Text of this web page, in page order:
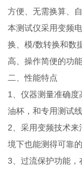
方便、无需换算、
本测试仪采用变频
换、模/数转换和数
高、操作简便的功能
二、性能特点
1、仪器测量准确
油杯，和专用测试
2、采用变频技术
境下也能测得可靠的
3、过流保护功能，